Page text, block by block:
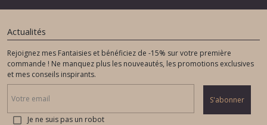
Actualités
Rejoignez mes Fantaisies et bénéficiez de -15% sur votre première
commande ! Ne manquez plus les nouveautés, les promotions exclusives
et mes conseils inspirants.
S'abonner
Je ne suis pas un robot